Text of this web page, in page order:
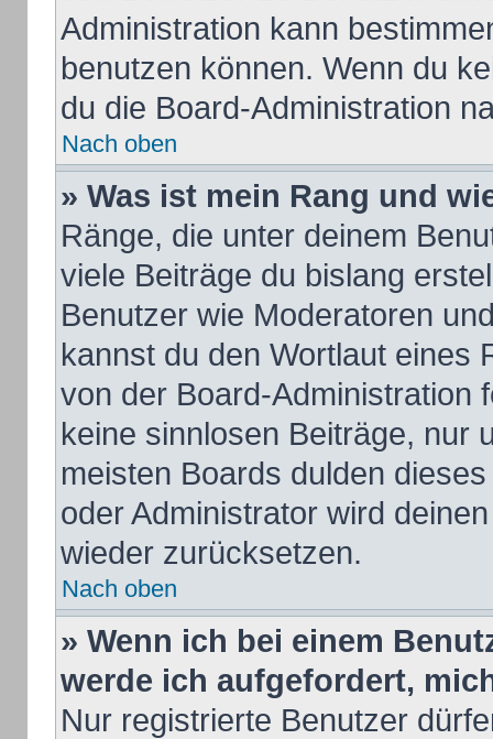
Administration kann
benutzen können. Wenn du
du die Board-Administration
Nach oben
» Was ist mein Rang und
Ränge, die unter deinem
viele Beiträge du bislang
Benutzer wie Moderatoren
kannst du den Wortlaut eines
von der Board-Administration
keine sinnlosen Beiträge,
meisten Boards dulden
oder Administrator wird
wieder zurücksetzen.
Nach oben
» Wenn ich bei einem
werde ich aufgefordert,
Nur registrierte Benutzer